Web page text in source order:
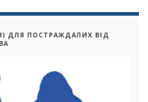
ДЛЯ ПОСТРАЖДАЛИХ ВІД